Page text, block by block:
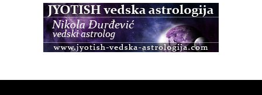
Access BARS®, otpusti stres
Access Energetski Facelift®